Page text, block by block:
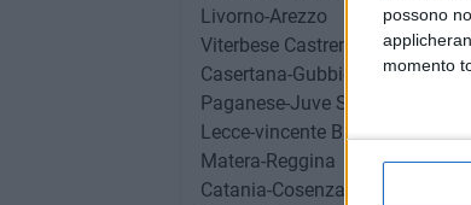
possono
momento
Livorno-Arezzo
Viterbese Castrense-Teramo
Casertana-Gubbio/
Paganese-Juve Stabia
Lecce-vincente Bisceglie/Virtus
Matera-Reggina
Catania-Cosenza